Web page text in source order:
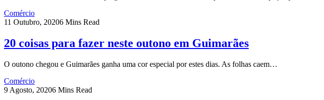
Comércio
11 Outubro, 20206 Mins Read
20 coisas para fazer neste outono em Guimarães
O outono chegou e Guimarães ganha uma cor especial por estes dias. As folhas caem…
Comércio
9 Agosto, 20206 Mins Read